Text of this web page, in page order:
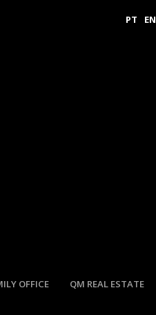
PT EN
OFFICE QM REAL ESTATE